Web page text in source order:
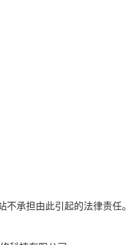
承担由此引起的法律责任。